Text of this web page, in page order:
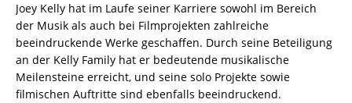
Joey Kelly hat im Laufe seiner Karriere sowohl im Bereich
der Musik als auch bei Filmprojekten zahlreiche
beeindruckende Werke geschaffen. Durch seine Beteiligung
an der Kelly Family hat er bedeutende musikalische
Meilensteine erreicht, und seine solo Projekte sowie
filmischen Auftritte sind ebenfalls beeindruckend.